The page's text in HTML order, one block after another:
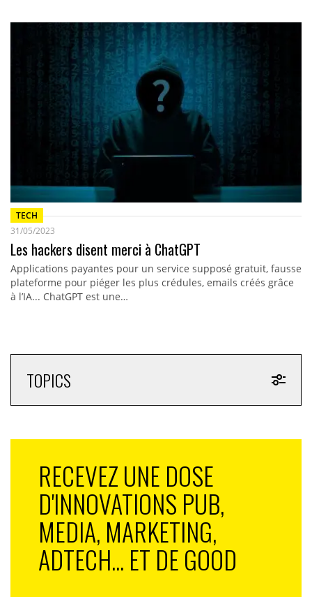
TECH
31/05/2023
Les hackers disent merci à ChatGPT
Applications payantes pour un service supposé gratuit, fausse
plateforme pour piéger les plus crédules, emails créés grâce
à l’IA... ChatGPT est une…
TOPICS
RECEVEZ UNE DOSE
D'INNOVATIONS PUB,
MEDIA, MARKETING,
ADTECH... ET DE GOOD